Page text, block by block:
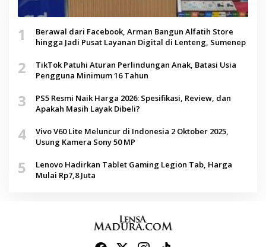
1
Berawal dari Facebook, Arman Bangun Alfatih Store
hingga Jadi Pusat Layanan Digital di Lenteng, Sumenep
2
TikTok Patuhi Aturan Perlindungan Anak, Batasi Usia
Pengguna Minimum 16 Tahun
3
PS5 Resmi Naik Harga 2026: Spesifikasi, Review, dan
Apakah Masih Layak Dibeli?
4
Vivo V60 Lite Meluncur di Indonesia 2 Oktober 2025,
Usung Kamera Sony 50 MP
5
Lenovo Hadirkan Tablet Gaming Legion Tab, Harga
Mulai Rp7,8 Juta